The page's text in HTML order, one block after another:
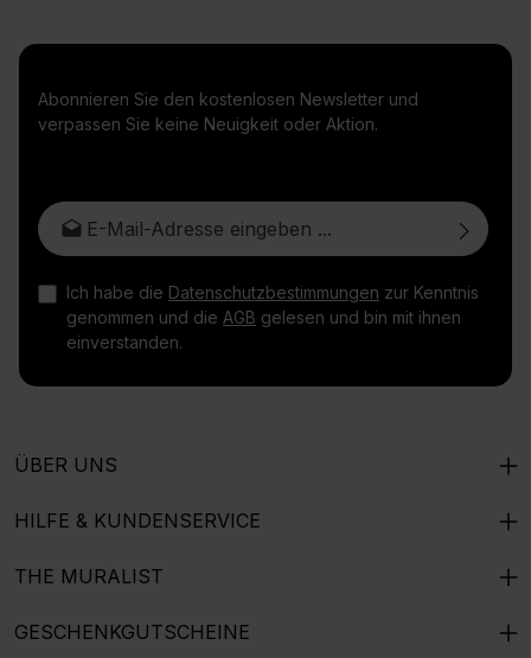
Abonnieren Sie den kostenlosen Newsletter und
verpassen Sie keine Neuigkeit oder Aktion.
E-Mail-Adresse*
Ich habe die Datenschutzbestimmungen zur Kenntnis
genommen und die AGB gelesen und bin mit ihnen
einverstanden.
ÜBER UNS
HILFE & KUNDENSERVICE
THE MURALIST
GESCHENKGUTSCHEINE